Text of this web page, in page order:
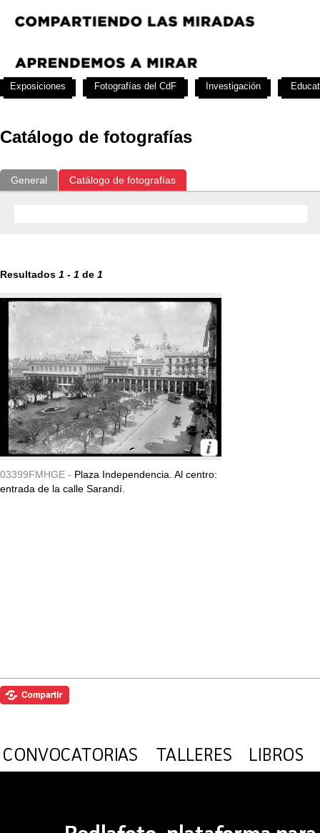
Catálogo de fotografías
General Catálogo de fotografías
Resultados 1 - 1 de 1
03399FMHGE - Plaza Independencia. Al centro:
entrada de la calle Sarandí.
Exposiciones Fotografías del CdF Investigación